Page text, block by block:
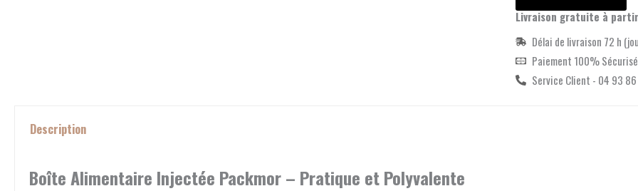
Livraison gratuite à partir
Délai de livraison 72 h
Paiement 100% Sécurisé
Service Client - 04 93
Description
Boîte Alimentaire Injectée Packmor – Pratique et Polyvalente